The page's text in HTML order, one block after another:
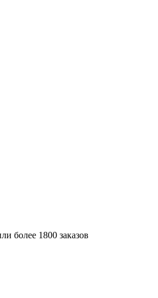
более 1800 заказов